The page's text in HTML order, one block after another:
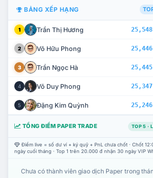
BẢNG XẾP HẠNG
1 Trần Thị Hương 25,548
2 Võ Hữu Phong 25,446
3 Trần Ngọc Hà 25,445
4 Võ Duy Phong 25,347
5 Đặng Kim Quỳnh 25,246
TỔNG ĐIỂM PAPER TRADE TOP 5 ·
Điểm live = số dư ví + ký quỹ + PnL chưa chốt · Chốt
ngày cuối tháng · Top 1 trên 20.000 đ nhận 30 ngày VIP
Chưa có thành viên giao dịch Paper trong